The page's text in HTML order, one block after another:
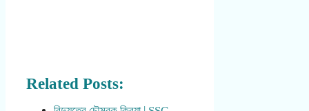
Related Posts: